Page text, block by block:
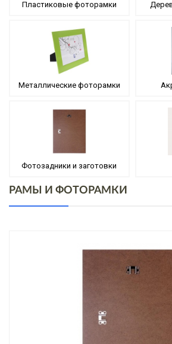
Пластиковые фоторамки
Металлические фоторамки
Фотозадники и заготовки
РАМЫ И ФОТОРАМКИ